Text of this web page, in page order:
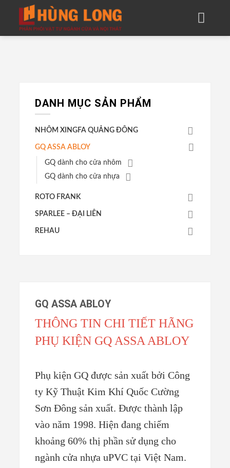
DANH MỤC SẢN PHẨM
NHÔM XINGFA QUẢNG ĐÔNG
GQ ASSA ABLOY
GQ dành cho cửa nhôm
GQ dành cho cửa nhựa
ROTO FRANK
SPARLEE – ĐẠI LIÊN
REHAU
GQ ASSA ABLOY
THÔNG TIN CHI TIẾT HÃNG
PHỤ KIỆN GQ ASSA ABLOY
Phụ kiện GQ được sản xuất bởi Công
ty Kỹ Thuật Kim Khí Quốc Cường
Sơn Đông sản xuất. Được thành lập
vào năm 1998. Hiện đang chiếm
khoảng 60% thị phần sử dụng cho
ngành cửa nhựa uPVC tại Việt Nam.